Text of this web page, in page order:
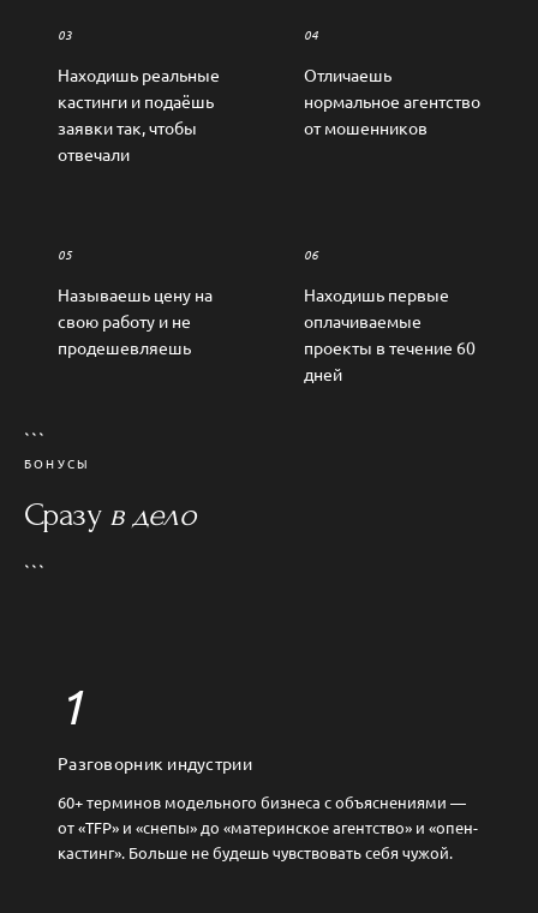
03
Находишь реальные
кастинги и подаёшь
заявки так, чтобы
отвечали
04
Отличаешь
нормальное агентство
от мошенников
05
Называешь цену на
свою работу и не
продешевляешь
06
Находишь первые
оплачиваемые
проекты в течение 60
дней
```
БОНУСЫ
Сразу в дело
```
1
Разговорник индустрии
60+ терминов модельного бизнеса с объяснениями —
от «TFP» и «снепы» до «материнское агентство» и «опен-
кастинг». Больше не будешь чувствовать себя чужой.